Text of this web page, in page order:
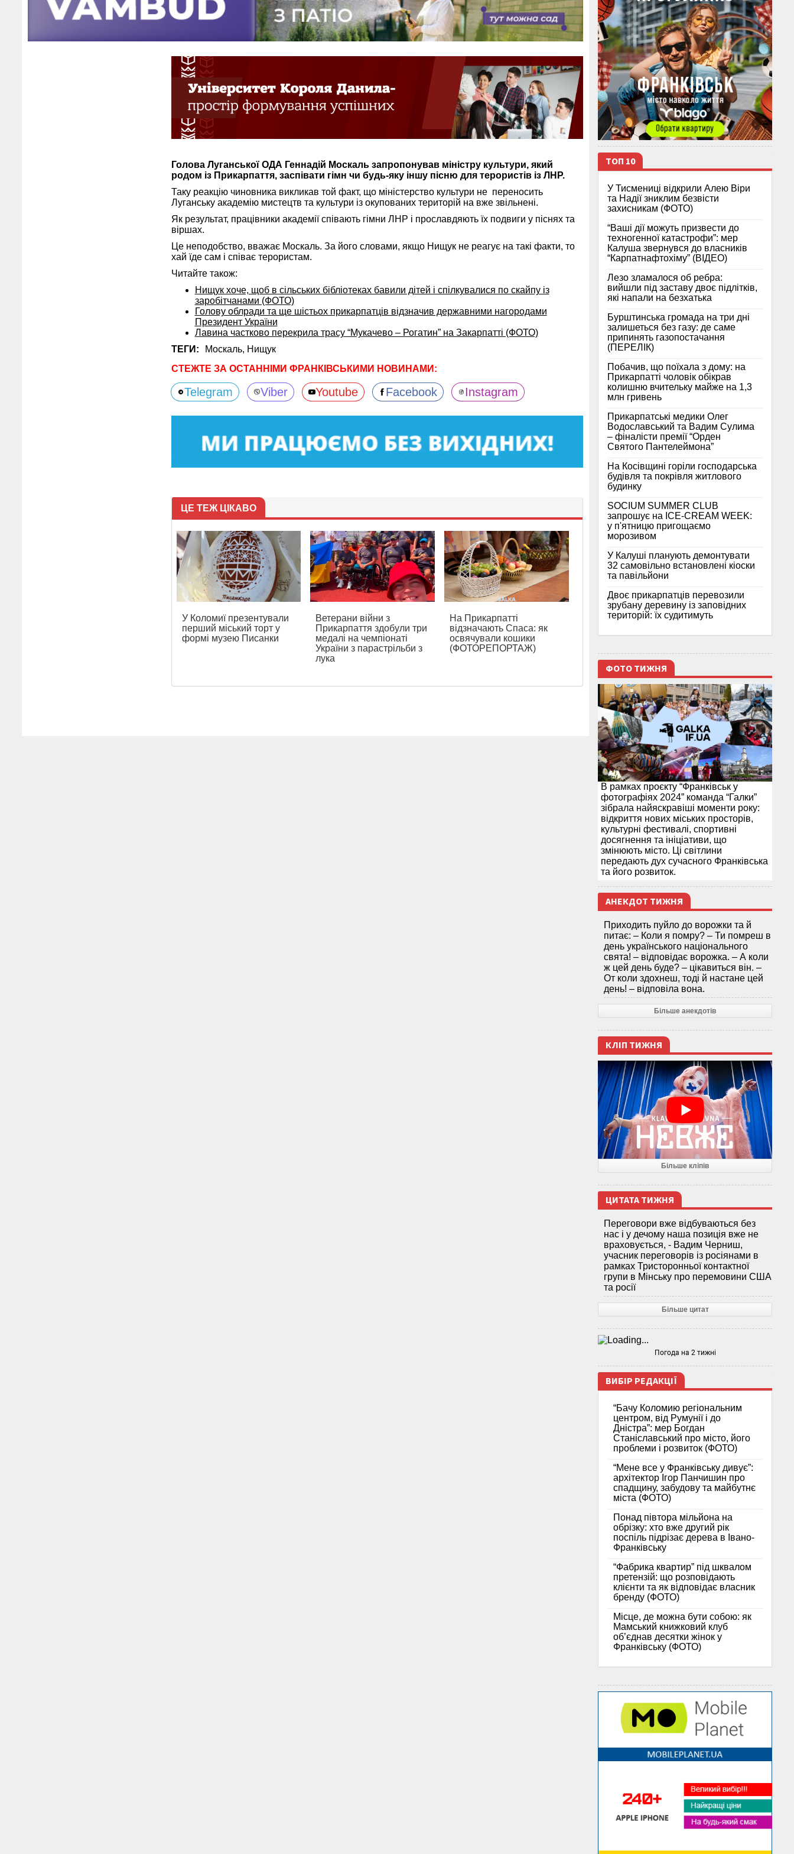
Голова Луганської ОДА Геннадій Москаль запропонував міністру культури, який
родом із Прикарпаття, заспівати гімн чи будь-яку іншу пісню для терористів із ЛНР.
Таку реакцію чиновника викликав той факт, що міністерство культури не переносить
Луганську академію мистецтв та культури із окупованих територій на вже звільнені.
Як результат, працівники академії співають гімни ЛНР і прославдяють їх подвиги у піснях та
віршах.
Це неподобство, вважає Москаль. За його словами, якщо Нищук не реагує на такі факти, то
хай їде сам і співає терористам.
Читайте також:
Нищук хоче, щоб в сільських бібліотеках бавили дітей і спілкувалися по скайпу із
заробітчанами (ФОТО)
Голову облради та ще шістьох прикарпатців відзначив державними нагородами
Президент України
Лавина частково перекрила трасу “Мукачево – Рогатин” на Закарпатті (ФОТО)
ТЕГИ:
Москаль, Нищук
СТЕЖТЕ ЗА ОСТАННІМИ ФРАНКІВСЬКИМИ НОВИНАМИ:
Telegram Viber Youtube Facebook Instagram
ЦЕ ТЕЖ ЦІКАВО
У Коломиї презентували
перший міський торт у
формі музею Писанки
Ветерани війни з
Прикарпаття здобули три
медалі на чемпіонаті
України з парастрільби з
лука
На Прикарпатті
відзначають Спаса: як
освячували кошики
(ФОТОРЕПОРТАЖ)
ТОП 10
У Тисмениці відкрили Алею Віри
та Надії зниклим безвісти
захисникам (ФОТО)
“Ваші дії можуть призвести до
техногенної катастрофи”: мер
Калуша звернувся до власників
“Карпатнафтохіму” (ВІДЕО)
Лезо зламалося об ребра:
вийшли під заставу двоє підлітків,
які напали на безхатька
Бурштинська громада на три дні
залишеться без газу: де саме
припинять газопостачання
(ПЕРЕЛІК)
Побачив, що поїхала з дому: на
Прикарпатті чоловік обікрав
колишню вчительку майже на 1,3
млн гривень
Прикарпатські медики Олег
Водославський та Вадим Сулима
– фіналісти премії “Орден
Святого Пантелеймона”
На Косівщині горіли господарська
будівля та покрівля житлового
будинку
SOCIUM SUMMER CLUB
запрошує на ICE-CREAM WEEK:
у п'ятницю пригощаємо
морозивом
У Калуші планують демонтувати
32 самовільно встановлені кіоски
та павільйони
Двоє прикарпатців перевозили
зрубану деревину із заповідних
територій: їх судитимуть
ФОТО ТИЖНЯ
В рамках проєкту “Франківськ у
фотографіях 2024” команда “Галки”
зібрала найяскравіші моменти року:
відкриття нових міських просторів,
культурні фестивалі, спортивні
досягнення та ініціативи, що
змінюють місто. Ці світлини
передають дух сучасного Франківська
та його розвиток.
АНЕКДОТ ТИЖНЯ
Приходить пуйло до ворожки та й
питає: – Коли я помру? – Ти помреш в
день українського національного
свята! – відповідає ворожка. – А коли
ж цей день буде? – цікавиться він. –
От коли здохнеш, тоді й настане цей
день! – відповіла вона.
Більше анекдотів
КЛІП ТИЖНЯ
Більше кліпів
ЦИТАТА ТИЖНЯ
Переговори вже відбуваються без
нас і у дечому наша позиція вже не
враховується, - Вадим Черниш,
учасник переговорів із росіянами в
рамках Тристоронньої контактної
групи в Мінську про перемовини США
та росії
Більше цитат
Погода на 2 тижні
ВИБІР РЕДАКЦІЇ
“Бачу Коломию регіональним
центром, від Румунії і до
Дністра”: мер Богдан
Станіславський про місто, його
проблеми і розвиток (ФОТО)
“Мене все у Франківську дивує”:
архітектор Ігор Панчишин про
спадщину, забудову та майбутнє
міста (ФОТО)
Понад півтора мільйона на
обрізку: хто вже другий рік
поспіль підрізає дерева в Івано-
Франківську
“Фабрика квартир” під шквалом
претензій: що розповідають
клієнти та як відповідає власник
бренду (ФОТО)
Місце, де можна бути собою: як
Мамський книжковий клуб
об’єднав десятки жінок у
Франківську (ФОТО)